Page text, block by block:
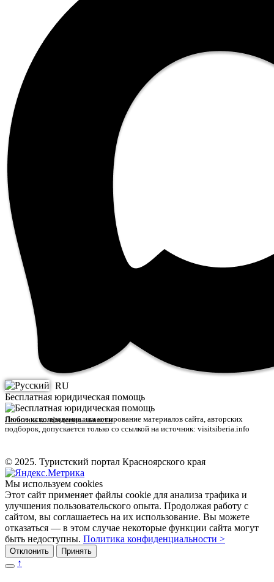
RU
Бесплатная юридическая помощь
Политика конфиденциальности
Любое использование или копирование материалов сайта, авторских
подборок, допускается только со ссылкой на источник: visitsiberia.info
© 2025. Туристский портал Красноярского края
Мы используем cookies
Этот сайт применяет файлы cookie для анализа трафика и
улучшения пользовательского опыта. Продолжая работу с
сайтом, вы соглашаетесь на их использование. Вы можете
отказаться — в этом случае некоторые функции сайта могут
быть недоступны. Политика конфиденциальности >
Отклонить Принять
↑